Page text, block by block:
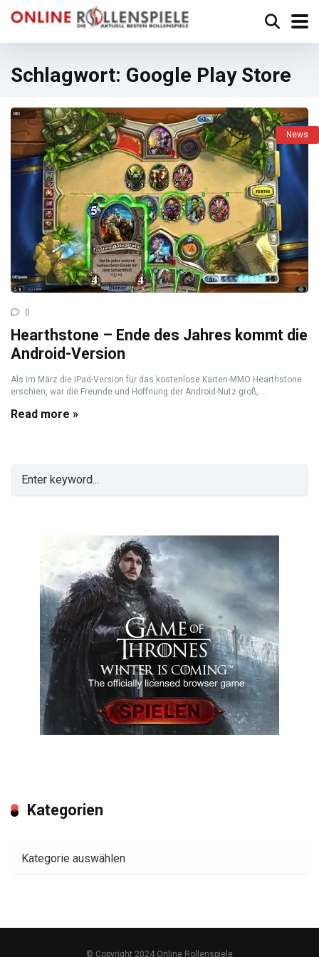
Schlagwort: Google Play Store
News
0
Hearthstone – Ende des Jahres kommt die
Android-Version
Als im März die iPad-Version für das kostenlose Karten-MMO Hearthstone
erschien, war die Freunde und Hoffnung der Android-Nutz groß, ...
Read more »
Kategorien
© Copyright 2024 Online Rollenspiele